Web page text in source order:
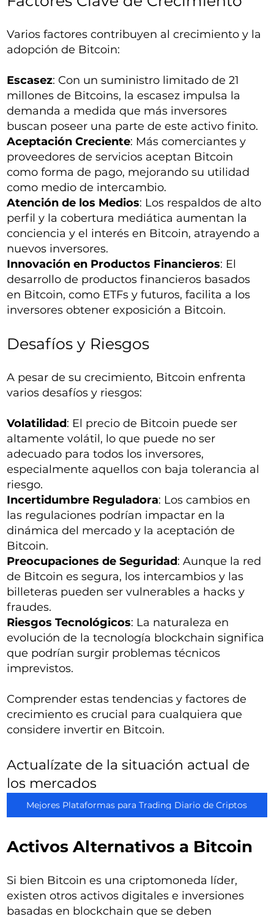
Varios factores contribuyen al crecimiento y la
adopción de Bitcoin:
Escasez: Con un suministro limitado de 21
millones de Bitcoins, la escasez impulsa la
demanda a medida que más inversores
buscan poseer una parte de este activo finito.
Aceptación Creciente: Más comerciantes y
proveedores de servicios aceptan Bitcoin
como forma de pago, mejorando su utilidad
como medio de intercambio.
Atención de los Medios: Los respaldos de alto
perfil y la cobertura mediática aumentan la
conciencia y el interés en Bitcoin, atrayendo a
nuevos inversores.
Innovación en Productos Financieros: El
desarrollo de productos financieros basados
en Bitcoin, como ETFs y futuros, facilita a los
inversores obtener exposición a Bitcoin.
Desafíos y Riesgos
A pesar de su crecimiento, Bitcoin enfrenta
varios desafíos y riesgos:
Volatilidad: El precio de Bitcoin puede ser
altamente volátil, lo que puede no ser
adecuado para todos los inversores,
especialmente aquellos con baja tolerancia al
riesgo.
Incertidumbre Reguladora: Los cambios en
las regulaciones podrían impactar en la
dinámica del mercado y la aceptación de
Bitcoin.
Preocupaciones de Seguridad: Aunque la red
de Bitcoin es segura, los intercambios y las
billeteras pueden ser vulnerables a hacks y
fraudes.
Riesgos Tecnológicos: La naturaleza en
evolución de la tecnología blockchain significa
que podrían surgir problemas técnicos
imprevistos.
Comprender estas tendencias y factores de
crecimiento es crucial para cualquiera que
considere invertir en Bitcoin.
Actualízate de la situación actual de
los mercados
Mejores Plataformas para Trading Diario de Criptos
Activos Alternativos a Bitcoin
Si bien Bitcoin es una criptomoneda líder,
existen otros activos digitales e inversiones
basadas en blockchain que se deben